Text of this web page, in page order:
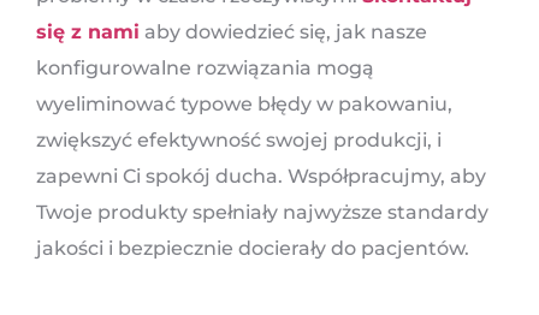
się z nami aby dowiedzieć się, jak nasze
konfigurowalne rozwiązania mogą
wyeliminować typowe błędy w pakowaniu,
zwiększyć efektywność swojej produkcji, i
zapewni Ci spokój ducha. Współpracujmy, aby
Twoje produkty spełniały najwyższe standardy
jakości i bezpiecznie docierały do ​​pacjentów.